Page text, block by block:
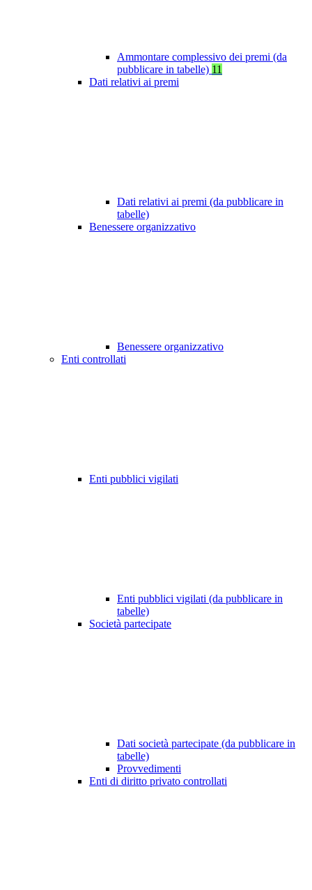
Ammontare complessivo dei premi (da
pubblicare in tabelle) 11
Dati relativi ai premi
Dati relativi ai premi (da pubblicare in
tabelle)
Benessere organizzativo
Benessere organizzativo
Enti controllati
Enti pubblici vigilati
Enti pubblici vigilati (da pubblicare in
tabelle)
Società partecipate
Dati società partecipate (da pubblicare in
tabelle)
Provvedimenti
Enti di diritto privato controllati